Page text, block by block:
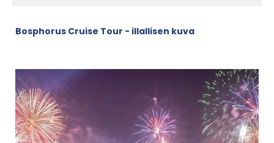
Bosphorus Cruise Tour - illallisen kuva